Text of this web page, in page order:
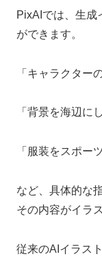
PixAIでは、生成
ができます。
「キャラクター
「背景を海辺に
「服装をスポー
など、具体的な
その内容がイラ
従来のAIイラス